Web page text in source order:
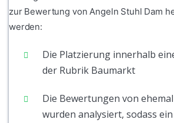
zur Bewertung von Angeln Stuhl Dam
werden:
Die Platzierung innerhalb
der Rubrik Baumarkt
Die Bewertungen von
wurden analysiert, sodass